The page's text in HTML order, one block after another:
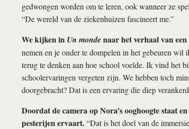
gedwongen worden om te leren, ook wanneer ze
“De wereld van de ziekenhuizen fascineert me.”
We kijken in Un mondenaar het verhaal van een
nemen en je onder te dompelen in het gebeuren
terug te denken aan hoe school voelde. Ik vind het
schoolervaringen vergeten zijn. We hebben toch
doorgebracht? Dat is een ervaring die diep
Doordat de camera op Nora’s ooghoogte staat
pesterijen ervaart.“Dat is het doel van de